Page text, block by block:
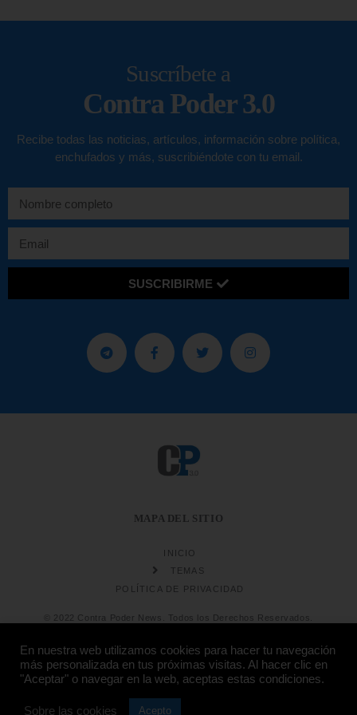
Suscríbete a
Contra Poder 3.0
Recibe todas las noticias, artículos, información sobre política,
enchufados y más, suscribiéndote con tu email.
SUSCRIBIRME
MAPA DEL SITIO
INICIO
TEMAS
POLÍTICA DE PRIVACIDAD
© 2022 Contra Poder News. Todos los Derechos Reservados.
Diseño web
En nuestra web utilizamos cookies para hacer tu navegación
más personalizada en tus próximas visitas. Al hacer clic en
"Aceptar" o navegar en la web, aceptas estas condiciones.
Sobre las cookies Acepto